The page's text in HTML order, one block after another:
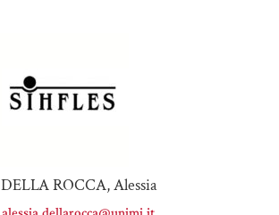
DELLA ROCCA, Alessia